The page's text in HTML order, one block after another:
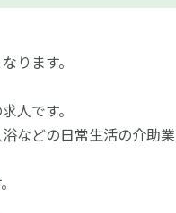
ります。
人です。
などの日常生活の介助